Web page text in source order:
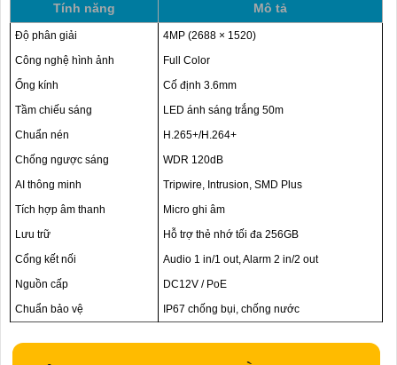
Tính năng Mô tả
Độ phân giải
4MP (2688 × 1520)
Công nghệ hình ảnh
Full Color
Ống kính
Cố định 3.6mm
Tầm chiếu sáng
LED ánh sáng trắng 50m
Chuẩn nén
H.265+/H.264+
Chống ngược sáng
WDR 120dB
AI thông minh
Tripwire, Intrusion, SMD Plus
Tích hợp âm thanh
Micro ghi âm
Lưu trữ
Hỗ trợ thẻ nhớ tối đa 256GB
Cổng kết nối
Audio 1 in/1 out, Alarm 2 in/2 out
Nguồn cấp
DC12V / PoE
Chuẩn bảo vệ
IP67 chống bụi, chống nước